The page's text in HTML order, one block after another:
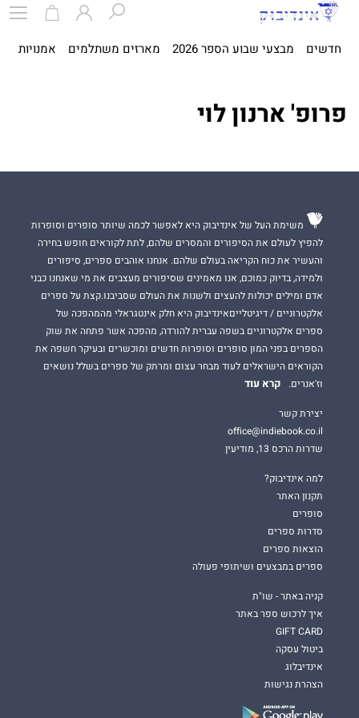
חדשים מבצעי שבוע הספר 2026 מארזים משתלמים אמנויות
פרופ' ארנון לוי
משימת העל של אינדיבוק היא לאפשר לכמה שיותר סופרים וסופרות
להפיץ לעולם את הסיפורים והמסרים שלהם, לתת לקוראים חופש בחירה
והעשיר את כוח הקריאה בעולם שלהם. אנחנו אוהבים ספרים, סיפורים
ולמידה, בדיוק כמוכם, אנו מאמינים שסיפורים מעצבים את מי שאנחנו כבני
אדם ומילים יכולות להעצים ולשנות את העולם שסביבנו.קצת על ספרים
אלקטרוניים / דיגיטלייםאינדיבוק היא חלק אינטגראלי מהמהפכה של
ספרים אלקטרוניים בשפה עברית להורדה, מהפכה אשר פתחה את שוק
הספרים בפני המון סופרים וסופרות חדשים ומוכשרים ובעיקר חשפה את
הקוראים הישראלים לעוד מבחר עצום ומרתק של ספרים בשלל נושאים
וז'אנרים.
קרא עוד
יצירת קשר
office@indiebook.co.il
שדרות הרכס 13, מודיעין
למה אינדיבוק?
תקנון האתר
סופרים
סדרות ספרים
הוצאות ספרים
ספרים במבצעים ושיתופי פעולה
קניה באתר - שו"ת
איך לרכוש ספר באתר
GIFT CARD
ביטול עסקה
אינדיבלוג
הצהרת נגישות